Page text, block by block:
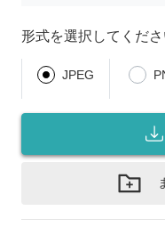
形式を選択してくださ
JPEG